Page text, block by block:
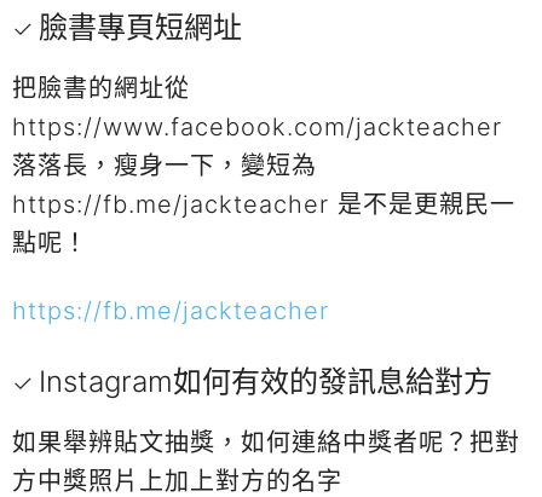
臉書專頁短網址
把臉書的網址從
https://www.facebook.com/jackteacher
落落長，瘦身一下，變短為
https://fb.me/jackteacher 是不是更親民一
點呢！
https://fb.me/jackteacher
Instagram如何有效的發訊息給對方
如果舉辨貼文抽獎，如何連絡中獎者呢？把對
方中獎照片上加上對方的名字